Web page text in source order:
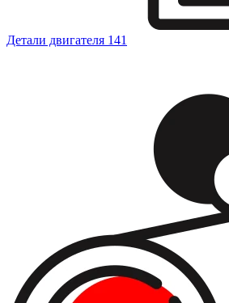
Детали двигателя 141